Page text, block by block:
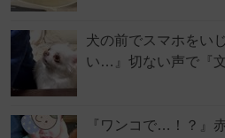
犬の前でスマホをい
い…』切ない声で『
『ワンコで…！？』